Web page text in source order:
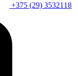
+375 (29) 3532118